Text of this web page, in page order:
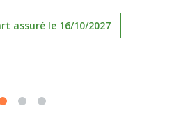
assuré le 16/10/2027